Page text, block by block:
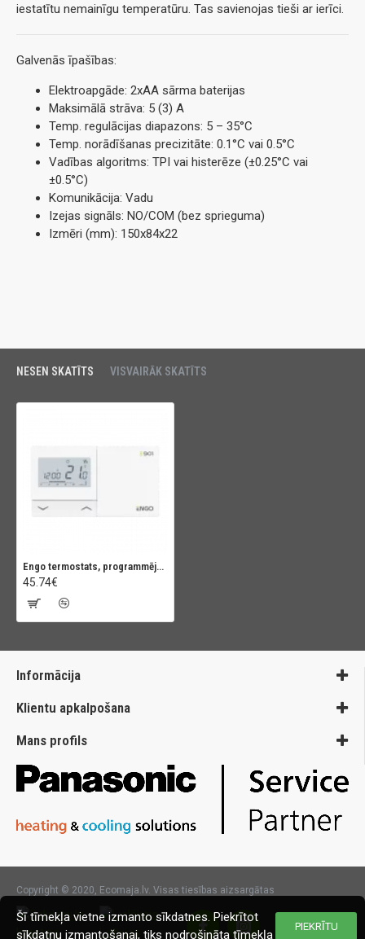
iestatītu nemainīgu temperatūru. Tas savienojas tieši ar ierīci.
Galvenās īpašības:
Elektroapgāde: 2xAA sārma baterijas
Maksimālā strāva: 5 (3) A
Temp. regulācijas diapazons: 5 – 35°C
Temp. norādīšanas precizitāte: 0.1°C vai 0.5°C
Vadības algoritms: TPI vai histerēze (±0.25°C vai
±0.5°C)
Komunikācija: Vadu
Izejas signāls: NO/COM (bez sprieguma)
Izmēri (mm): 150x84x22
NESEN SKATĪTS VISVAIRĀK SKATĪTS
Engo termostats, programmējams E901
45.74€
Informācija
Klientu apkalpošana
Mans profils
Copyright © 2020, Ecomaja.lv. Visas tiesības aizsargātas
PIEKRĪTU
Šī tīmekļa vietne izmanto sīkdatnes. Piekrītot
sīkdatņu izmantošanai, tiks nodrošināta tīmekļa